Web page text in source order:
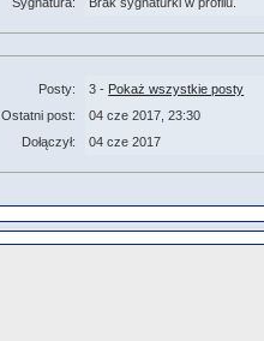
Posty: 3 - Pokaż wszystkie posty
Ostatni post:
04 cze 2017, 23:30
Dołączył:
04 cze 2017